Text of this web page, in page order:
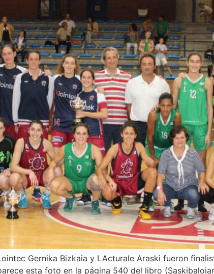
Gernika Bizkaia y LActurale Araski fueron
esta foto en la página 540 del libro